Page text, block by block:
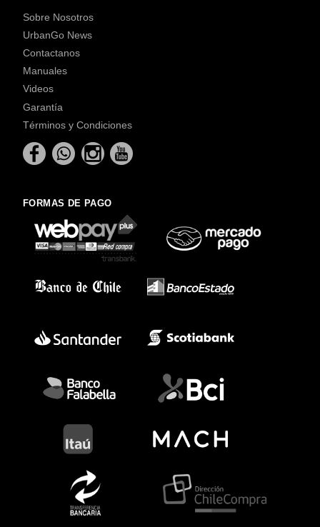
Sobre Nosotros
UrbanGo News
Contactanos
Manuales
Videos
Garantía
Términos y Condiciones
FORMAS DE PAGO